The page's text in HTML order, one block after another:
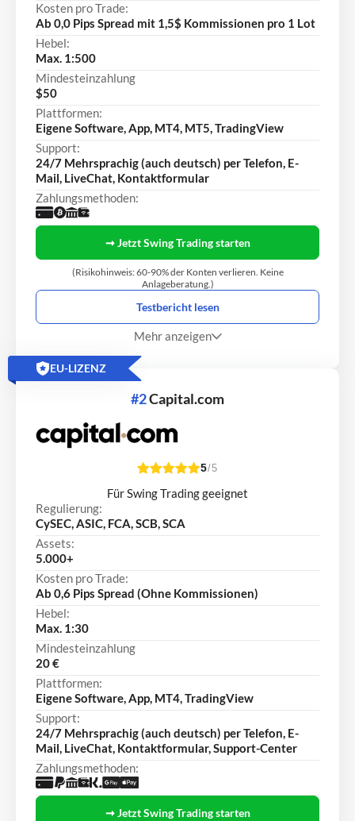
Kosten pro Trade:
Ab 0,0 Pips Spread mit 1,5$ Kommissionen pro 1 Lot
Hebel:
Max. 1:500
Mindesteinzahlung
$50
Plattformen:
Eigene Software, App, MT4, MT5, TradingView
Support:
24/7 Mehrsprachig (auch deutsch) per Telefon, E-
Mail, LiveChat, Kontaktformular
Zahlungsmethoden:
➞ Jetzt Swing Trading starten
(Risikohinweis: 60-90% der Konten verlieren. Keine
Anlageberatung.)
Testbericht lesen
Mehr anzeigen
EU-LIZENZ
#2Capital.com
5/5
Für Swing Trading geeignet
Regulierung:
CySEC, ASIC, FCA, SCB, SCA
Assets:
5.000+
Kosten pro Trade:
Ab 0,6 Pips Spread (Ohne Kommissionen)
Hebel:
Max. 1:30
Mindesteinzahlung
20 €
Plattformen:
Eigene Software, App, MT4, TradingView
Support:
24/7 Mehrsprachig (auch deutsch) per Telefon, E-
Mail, LiveChat, Kontaktformular, Support-Center
Zahlungsmethoden:
➞ Jetzt Swing Trading starten